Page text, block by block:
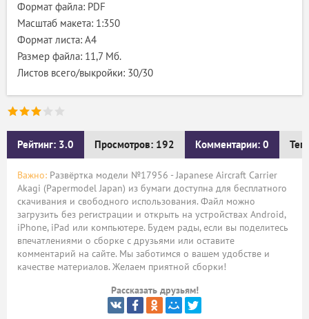
Формат файла: PDF
Масштаб макета: 1:350
Формат листа: A4
Размер файла: 11,7 Мб.
Листов всего/выкройки: 30/30
Рейтинг: 3.0 Просмотров: 192 Комментарии: 0
Важно: Развёртка модели №17956 - Japanese Aircraft Carrier
Akagi (Papermodel Japan) из бумаги доступна для бесплатного
скачивания и свободного использования. Файл можно
загрузить без регистрации и открыть на устройствах Android,
iPhone, iPad или компьютере. Будем рады, если вы поделитесь
впечатлениями о сборке с друзьями или оставите
комментарий на сайте. Мы заботимся о вашем удобстве и
качестве материалов. Желаем приятной сборки!
Рассказать друзьям!